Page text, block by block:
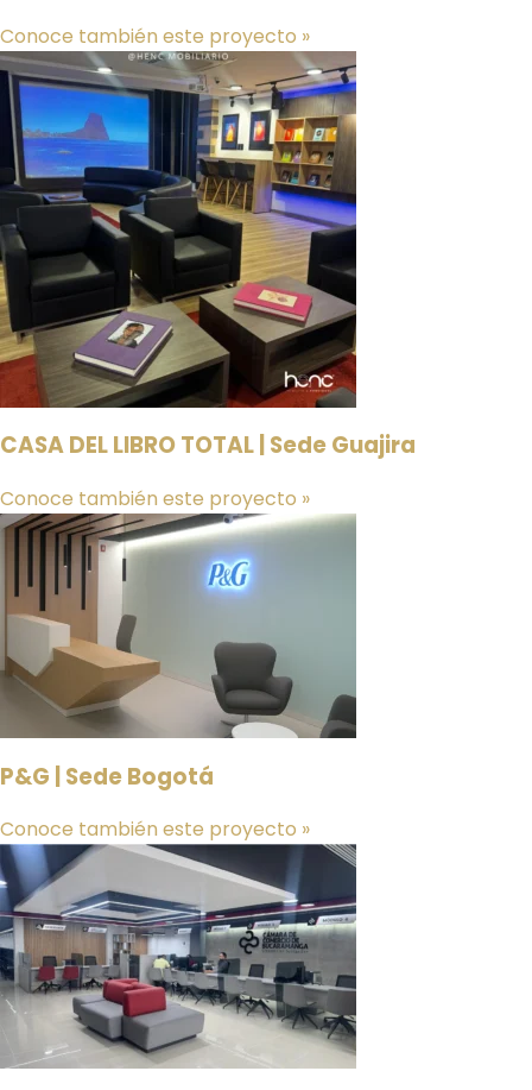
Conoce también este proyecto »
CASA DEL LIBRO TOTAL | Sede Guajira
Conoce también este proyecto »
P&G | Sede Bogotá
Conoce también este proyecto »